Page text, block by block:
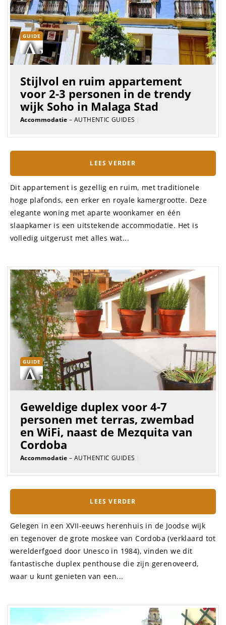
GUIDE
Stijlvol en ruim appartement
voor 2-3 personen in de trendy
wijk Soho in Malaga Stad
Accommodatie – AUTHENTIC GUIDES |
LEES VERDER
Dit appartement is gezellig en ruim, met traditionele
hoge plafonds, een erker en royale kamergrootte. Deze
elegante woning met aparte woonkamer en één
slaapkamer is een uitstekende accommodatie. Het is
volledig uitgerust met alles wat...
GUIDE
Geweldige duplex voor 4-7
personen met terras, zwembad
en WiFi, naast de Mezquita van
Cordoba
Accommodatie – AUTHENTIC GUIDES |
LEES VERDER
Gelegen in een XVII-eeuws herenhuis in de Joodse wijk
en tegenover de grote moskee van Cordoba (verklaard tot
werelderfgoed door Unesco in 1984), vinden we dit
fantastische duplex penthouse die zijn gerenoveerd,
waar u kunt genieten van een...